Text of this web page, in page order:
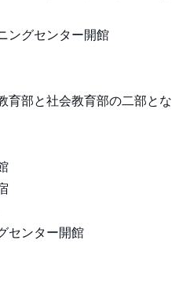
ングセンター開館
育部と社会教育部の二部とな
校
内分室開館
ー部初合宿
協会設立
センター開館